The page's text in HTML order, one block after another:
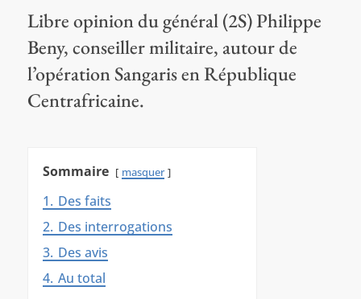
Libre opinion du général (2S) Philippe
Beny, conseiller militaire, autour de
l’opération Sangaris en République
Centrafricaine.
Sommaire masquer
1. Des faits
2. Des interrogations
3. Des avis
4. Au total